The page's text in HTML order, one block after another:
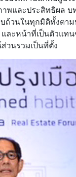
าพและประสิทธิผล
ถ้วนในทุกมิติทั้งตาม
ละหน้าที่เป็นตัวแท
วนรวมเป็นที่ตั้ง